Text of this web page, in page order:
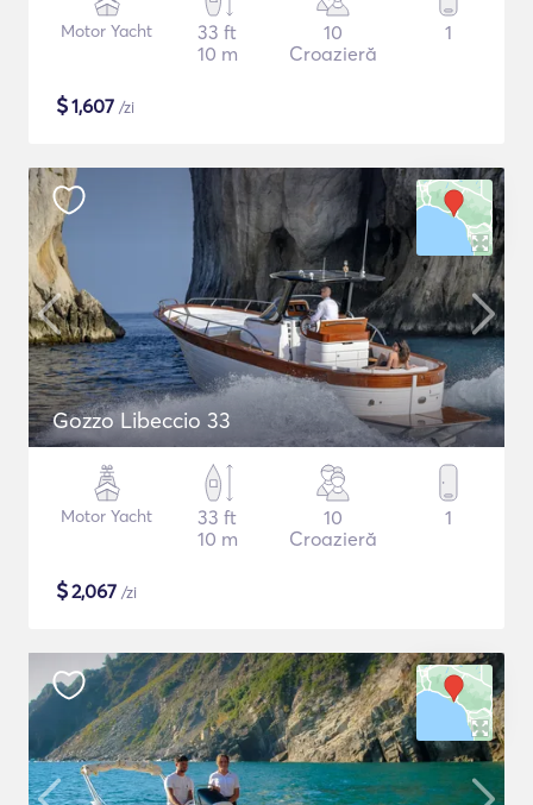
Motor Yacht
33 ft
10 m
10
Croazieră
1
$1,607 /zi
Gozzo Libeccio 33
Motor Yacht
33 ft
10 m
10
Croazieră
1
$2,067 /zi